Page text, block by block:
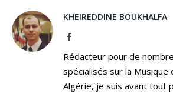
KHEIREDDINE BOUKHALFA
Facebook
Rédacteur pour de
spécialisés sur la Musique
Algérie, je suis avant tout